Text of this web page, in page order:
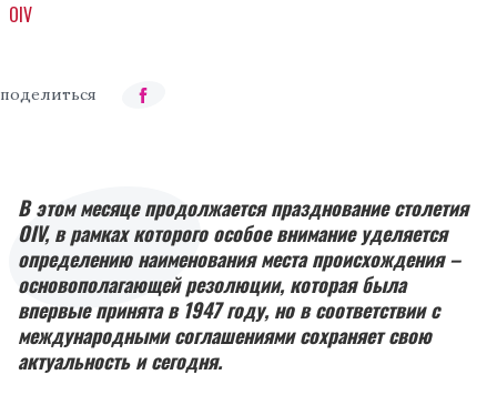
OIV
В этом месяце продолжается празднование столетия
OIV, в рамках которого особое внимание уделяется
определению наименования места происхождения –
основополагающей резолюции, которая была
впервые принята в 1947 году, но в соответствии с
международными соглашениями сохраняет свою
актуальность и сегодня.